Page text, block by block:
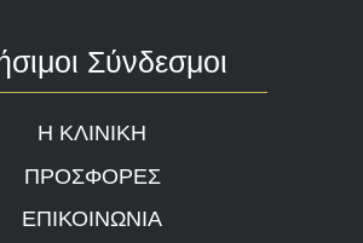
Σύνδεσμοι
Η ΚΛΙΝΙΚΗ
ΠΡΟΣΦΟΡΕΣ
ΕΠΙΚΟΙΝΩΝΙΑ